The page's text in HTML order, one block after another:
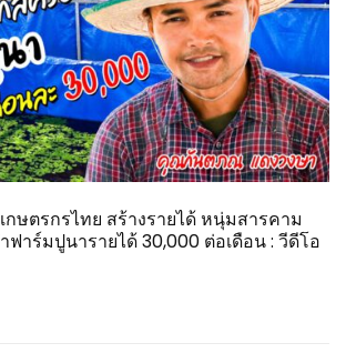
ษตรกรไทย สร้างรายได้ หนุ่มสารคาม
าร์มปูนารายได้ 30,000 ต่อเดือน : วีดีโอ